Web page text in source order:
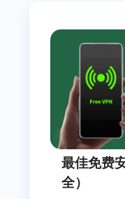
最佳免费
全）